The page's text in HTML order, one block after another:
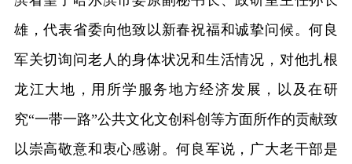
雄，代表省委向他致以新春祝福和诚挚问候。何良
军关切询问老人的身体状况和生活情况，对他扎根
龙江大地，用所学服务地方经济发展，以及在研
究“一带一路”公共文化文创科创等方面所作的贡献致
以崇高敬意和衷心感谢。何良军说，广大老干部是